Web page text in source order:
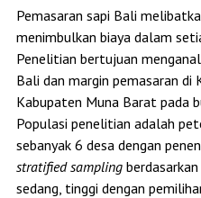
Pemasaran sapi Bali
menimbulkan biaya dalam
Penelitian bertujuan
Bali dan margin pemasaran di
Kabupaten Muna Barat pada
Populasi penelitian adalah
sebanyak 6 desa dengan
stratified sampling
sedang, tinggi dengan